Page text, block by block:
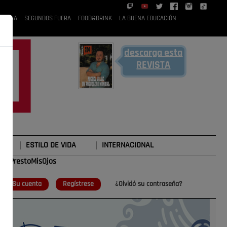
RUBIA SEGUNDOS FUERA FOOD&DRINK LA BUENA EDUCACIÓN
descarga esta
REVISTA
ESTILO DE VIDA INTERNACIONAL
Su cuenta Regístrese ¿Olvidó su contraseña?